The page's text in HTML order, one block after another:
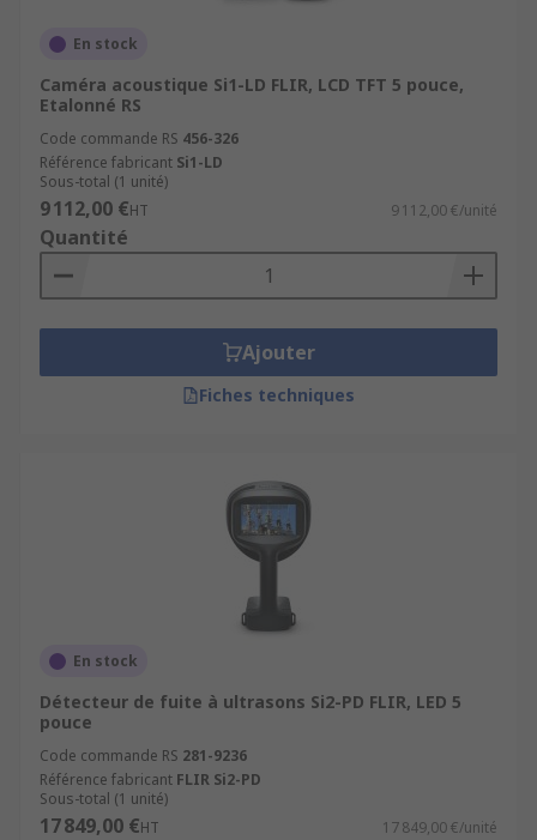
En stock
Caméra acoustique Si1-LD FLIR, LCD TFT 5 pouce,
Etalonné RS
Code commande RS 456-326
Référence fabricant Si1-LD
Sous-total (1 unité)
9 112,00 €HT 9 112,00 €/unité
Quantité
Ajouter
Fiches techniques
En stock
Détecteur de fuite à ultrasons Si2-PD FLIR, LED 5
pouce
Code commande RS 281-9236
Référence fabricant FLIR Si2-PD
Sous-total (1 unité)
17 849,00 €HT 17 849,00 €/unité